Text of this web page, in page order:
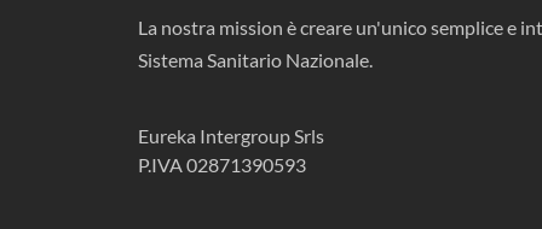
La nostra mission è creare un'unico semplice e
Sistema Sanitario Nazionale.
Eureka Intergroup Srls
P.IVA 02871390593